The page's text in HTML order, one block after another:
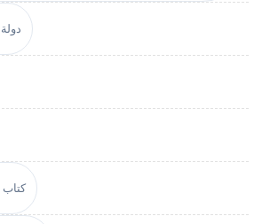
كتاب